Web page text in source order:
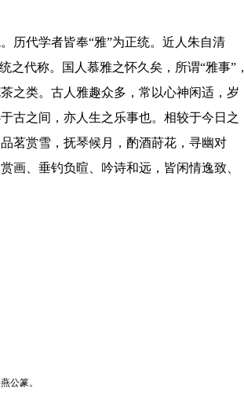
历代学者皆奉“雅”为正统。近人朱自清
之代称。国人慕雅之怀久矣，所谓“雅事”，
之类。古人雅趣众多，常以心神闲适，岁
古之间，亦人生之乐事也。相较于今日之
茗赏雪，抚琴候月，酌酒莳花，寻幽对
、垂钓负暄、吟诗和远，皆闲情逸致、
公篆。